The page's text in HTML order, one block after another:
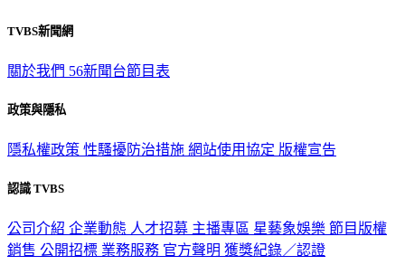
TVBS新聞網
關於我們 56新聞台節目表
政策與隱私
隱私權政策 性騷擾防治措施 網站使用協定 版權宣告
認識 TVBS
公司介紹 企業動態 人才招募 主播專區 星藝象娛樂 節目版權
銷售 公開招標 業務服務 官方聲明 獲獎紀錄／認證